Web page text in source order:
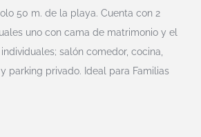
50 m. de la playa. Cuenta con 2
uno con cama de matrimonio y el
salón comedor, cocina,
parking privado. Ideal para Familias